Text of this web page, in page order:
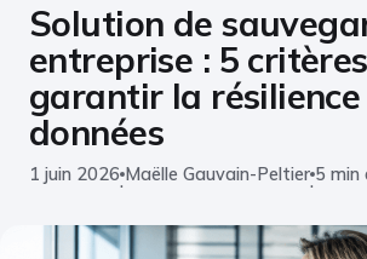
Business
Marketing
Solution de
entreprise : 5
garantir la résilience
données
1 juin 2026
·
Maëlle Gauvain-Peltier
·
5 min